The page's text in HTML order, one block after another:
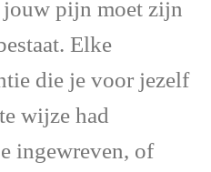
pijn moet zijn
Elke
die je voor jezelf
wijze had
ingewreven, of